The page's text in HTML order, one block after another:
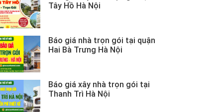
Tây Hồ Hà Nội
Báo giá nhà trọn gói tại quận
Hai Bà Trưng Hà Nội
Báo giá xây nhà trọn gói tại
Thanh Trì Hà Nội